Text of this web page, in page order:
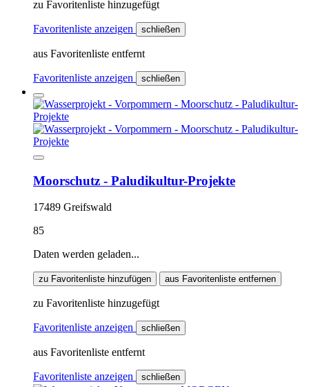
zu Favoritenliste hinzugefügt
Favoritenliste anzeigen schließen
aus Favoritenliste entfernt
Favoritenliste anzeigen schließen
Moorschutz - Paludikultur-Projekte
17489 Greifswald
85
Daten werden geladen...
zu Favoritenliste hinzufügen aus Favoritenliste entfernen
zu Favoritenliste hinzugefügt
Favoritenliste anzeigen schließen
aus Favoritenliste entfernt
Favoritenliste anzeigen schließen